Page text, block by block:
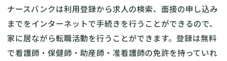
ナースバンクは利用登録から求人の検索、面接の申し込み
までをインターネットで手続きを行うことができるので、
家に居ながら転職活動を行うことができます。登録は無料
で看護師・保健師・助産師・准看護師の免許を持っていれ